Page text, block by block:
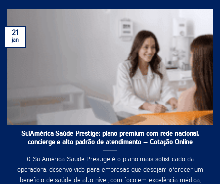
SulAmérica Saúde Prestige: plano premium com rede nacional,
concierge e alto padrão de atendimento – Cotação Online
O SulAmérica Saúde Prestige é o plano mais sofisticado da
operadora, desenvolvido para empresas que desejam oferecer um
benefício de saúde de alto nível, com foco em excelência médica,
21
jan